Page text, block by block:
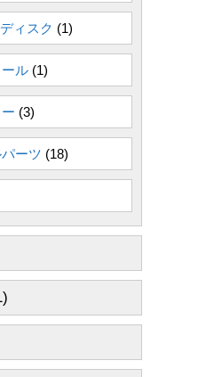
ィスク (1)
ル (1)
(3)
ーツ (18)